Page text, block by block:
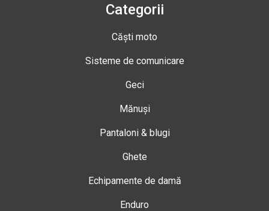
Categorii
Căști moto
Sisteme de comunicare
Geci
Mănuși
Pantaloni & blugi
Ghete
Echipamente de damă
Enduro